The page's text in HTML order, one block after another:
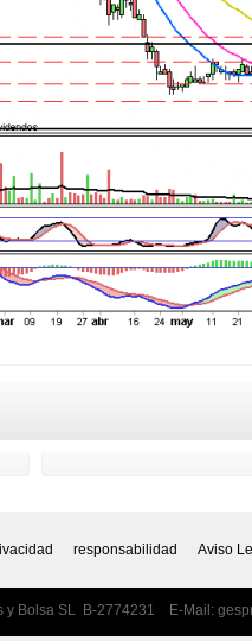
responsabilidad Aviso
y Bolsa SL B-2774231 E-Mail: